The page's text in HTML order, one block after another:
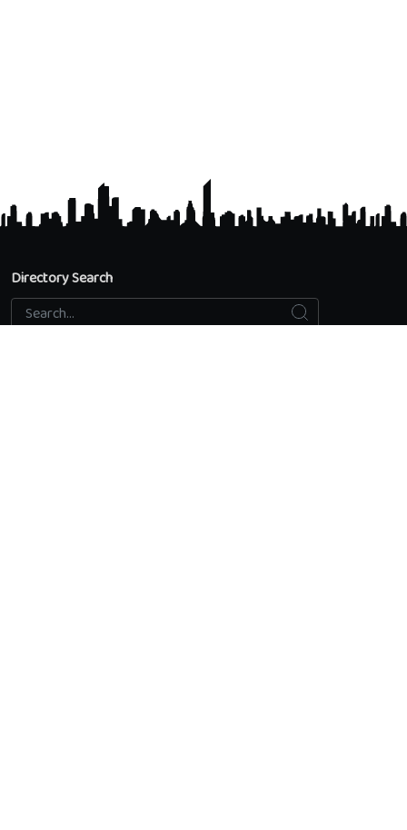
Directory Search
Search...